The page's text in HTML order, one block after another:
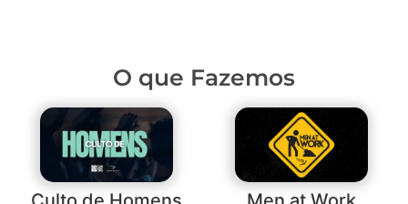
O que Fazemos